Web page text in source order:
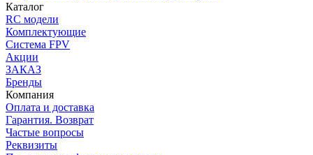
Каталог
RC модели
Комплектующие
Система FPV
Акции
ЗАКАЗ
Бренды
Компания
Оплата и доставка
Гарантия. Возврат
Частые вопросы
Реквизиты